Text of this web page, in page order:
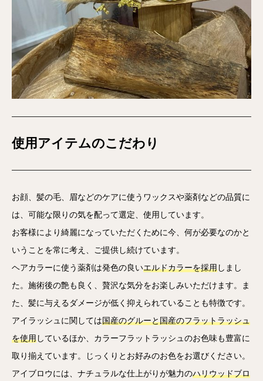
使用アイテムのこだわり
お顔、髪の毛、眉などのケアに使うワックスや薬剤などの品質に
は、可能な限りの気を配って選定、使用しています。
お客様により綺麗になっていただくために今、何が必要なのかと
いうことを常に考え、ご提供し続けています。
ヘアカラーに使う薬剤は発色の良いエルドカラーを採用しまし
た。施術後の艶も良く、贅沢な気分をお楽しみいただけます。ま
た、髪に与えるダメージが低く抑えられていることも特徴です。
アイラッシュに関しては国産のグルーと国産のフラットラッシュ
を使用しているほか、カラーフラットラッシュのお色味も豊富に
取り揃えています。じっくりとお好みのお色をお選びください。
アイブロウには、ナチュラルな仕上がりが魅力のハリウッドブロ